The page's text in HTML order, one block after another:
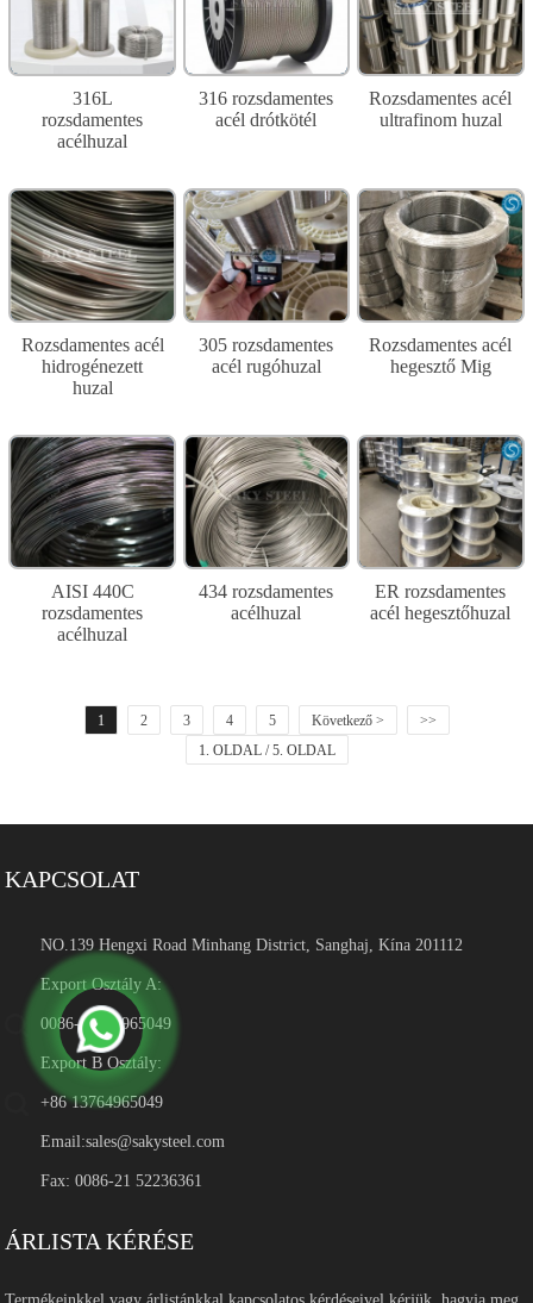
316L
rozsdamentes
acélhuzal
316 rozsdamentes
acél drótkötél
Rozsdamentes acél
ultrafinom huzal
Rozsdamentes acél
hidrogénezett
huzal
305 rozsdamentes
acél rugóhuzal
Rozsdamentes acél
hegesztő Mig
AISI 440C
rozsdamentes
acélhuzal
434 rozsdamentes
acélhuzal
ER rozsdamentes
acél hegesztőhuzal
1 2 3 4 5 Következő >
>>
1. OLDAL / 5. OLDAL
KAPCSOLAT
NO.139 Hengxi Road Minhang District, Sanghaj, Kína 201112
Export Osztály A:
0086-13764965049
Export B Osztály:
+86 13764965049
Email:sales@sakysteel.com
Fax: 0086-21 52236361
ÁRLISTA KÉRÉSE